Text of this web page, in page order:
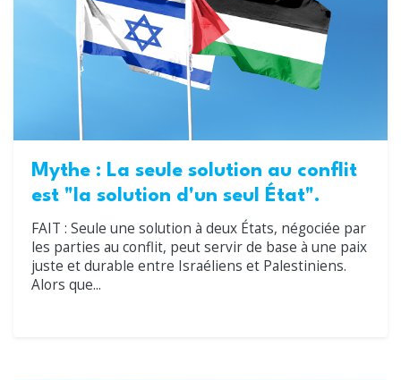
Mythe : La seule solution au conflit
est "la solution d'un seul État".
FAIT : Seule une solution à deux États, négociée par
les parties au conflit, peut servir de base à une paix
juste et durable entre Israéliens et Palestiniens.
Alors que...